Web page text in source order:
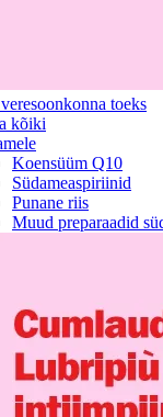
toeks
kõiki
Koensüüm Q10
Südameaspiriinid
Punane riis
Muud preparaadid